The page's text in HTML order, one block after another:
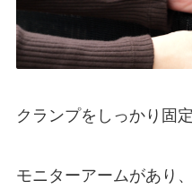
クランプをしっかり固定
モニターアームがあり